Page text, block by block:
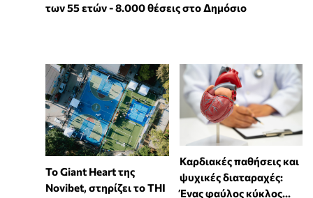
των 55 ετών - 8.000 θέσεις στο Δημόσιο
To Giant Heart της
Novibet, στηρίζει το THI
Καρδιακές παθήσεις και
ψυχικές διαταραχές:
Ένας φαύλος κύκλος...